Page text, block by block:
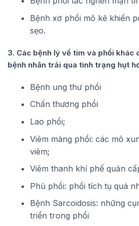
Bệnh xơ phổi mô kẽ khiến
sẹo.
3. Các bệnh lý về tim và phổi khác
bệnh nhân trải qua tình trạng hụt
Bệnh ung thư phổi
Chấn thương phổi
Lao phổi;
Viêm màng phổi: các mô
viêm;
Viêm thanh khí phế quản
Phù phổi: phổi tích tụ quá
Bệnh Sarcoidosis: những
triển trong phổi